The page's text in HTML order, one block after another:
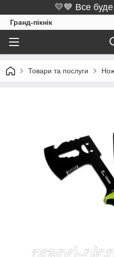
💛💙 Все буде
Гранд-пікнік
Товари та послуги